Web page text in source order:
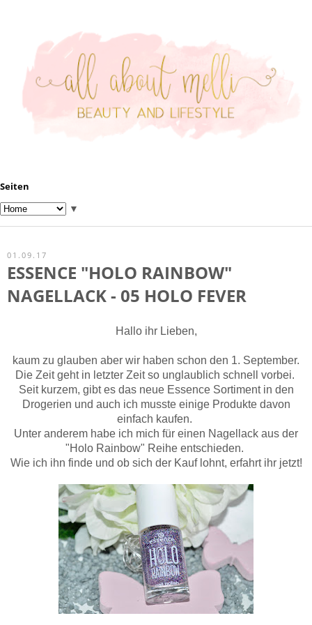
Seiten
▼
01.09.17
ESSENCE "HOLO RAINBOW"
NAGELLACK - 05 HOLO FEVER
Hallo ihr Lieben,
kaum zu glauben aber wir haben schon den 1. September.
Die Zeit geht in letzter Zeit so unglaublich schnell vorbei.
Seit kurzem, gibt es das neue Essence Sortiment in den
Drogerien und auch ich musste einige Produkte davon
einfach kaufen.
Unter anderem habe ich mich für einen Nagellack aus der
"Holo Rainbow" Reihe entschieden.
Wie ich ihn finde und ob sich der Kauf lohnt, erfahrt ihr jetzt!